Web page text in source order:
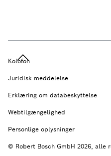
Kolofon
Juridisk meddelelse
Erklæring om databeskyttelse
Webtilgængelighed
Personlige oplysninger
© Robert Bosch GmbH 2026, alle